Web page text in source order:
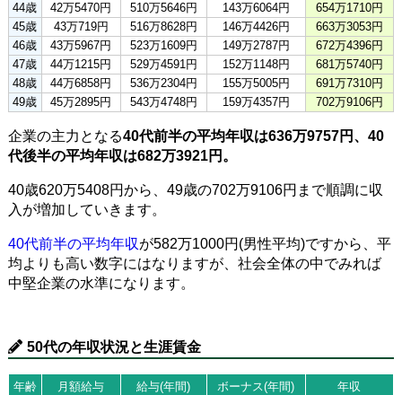
44歳
42万5470円 510万5646円 143万6064円
654万1710円
45歳
43万719円 516万8628円 146万4426円
663万3053円
46歳
43万5967円 523万1609円 149万2787円
672万4396円
47歳
44万1215円 529万4591円 152万1148円
681万5740円
48歳
44万6858円 536万2304円 155万5005円
691万7310円
49歳
45万2895円 543万4748円 159万4357円 702万9106円
企業の主力となる40代前半の平均年収は636万9757円、40
代後半の平均年収は682万3921円。
40歳620万5408円から、49歳の702万9106円まで順調に収
入が増加していきます。
40代前半の平均年収が582万1000円(男性平均)ですから、平
均よりも高い数字にはなりますが、社会全体の中でみれば
中堅企業の水準になります。
50代の年収状況と生涯賃金
年齢 月額給与 給与(年間) ボーナス(年間)
年収